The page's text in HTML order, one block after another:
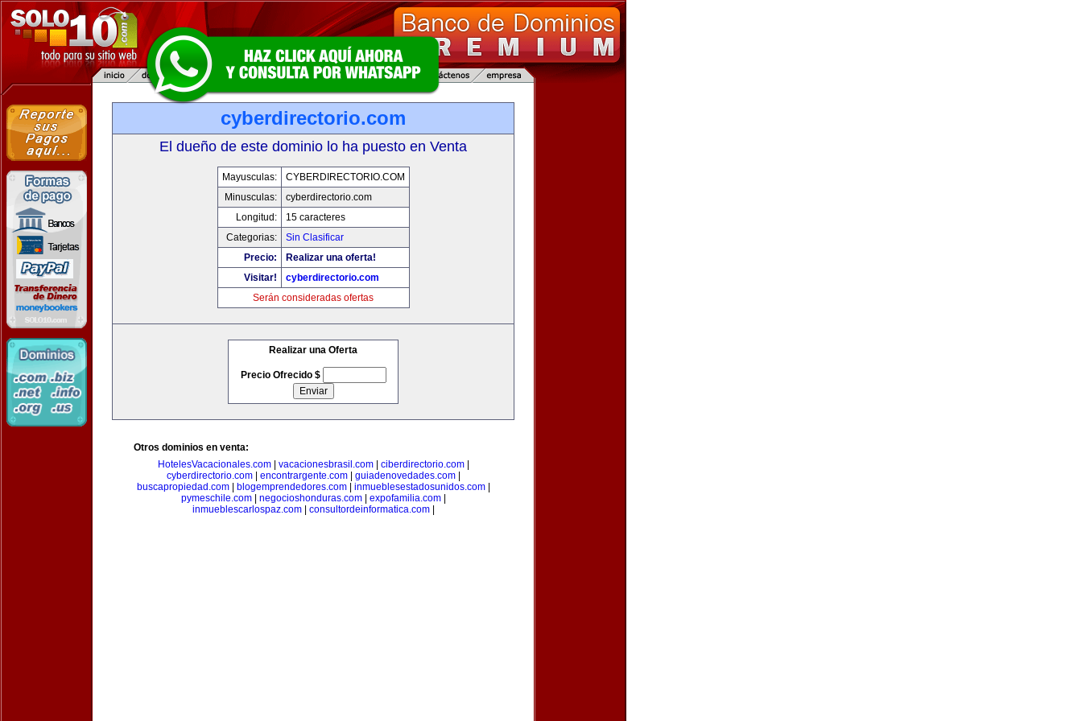
cyberdirectorio.com
El dueño de este dominio lo ha puesto en Venta
Mayusculas:
CYBERDIRECTORIO.COM
Minusculas:
cyberdirectorio.com
Longitud:
15 caracteres
Categorias:
Sin Clasificar
Precio:
Realizar una oferta!
Visitar!
cyberdirectorio.com
Serán consideradas ofertas
Realizar una Oferta
Precio Ofrecido $
Otros dominios en venta:
HotelesVacacionales.com| vacacionesbrasil.com| ciberdirectorio.com|
cyberdirectorio.com| encontrargente.com| guiadenovedades.com|
buscapropiedad.com| blogemprendedores.com| inmueblesestadosunidos.com|
pymeschile.com| negocioshonduras.com| expofamilia.com|
inmueblescarlospaz.com| consultordeinformatica.com|